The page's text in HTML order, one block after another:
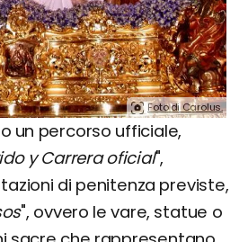
Foto di Carolus.
un percorso ufficiale,
y Carrera oficial",
di penitenza previste,
", ovvero le vare, statue o